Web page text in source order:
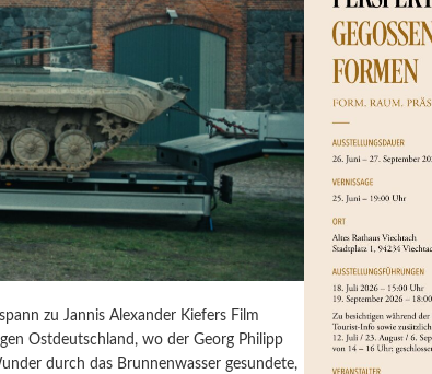
zu Jannis Alexander Kiefers Film
Ostdeutschland, wo der Georg Philipp
durch das Brunnenwasser gesundete,